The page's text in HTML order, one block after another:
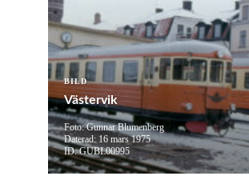
BILD
Västervik
Foto: Gunnar Blumenberg
Daterad: 16 mars 1975
ID: GUBL00995